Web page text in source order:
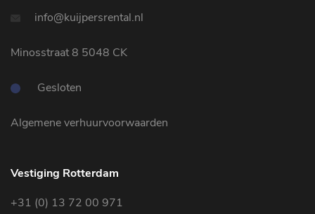
info@kuijpersrental.nl
Minosstraat 8 5048 CK
Gesloten
Algemene verhuurvoorwaarden
Vestiging Rotterdam
+31 (0) 13 72 00 971